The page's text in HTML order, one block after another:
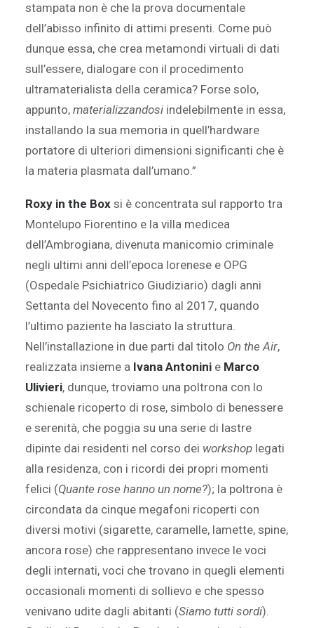
stampata non è che la prova documentale
dell’abisso infinito di attimi presenti. Come può
dunque essa, che crea metamondi virtuali di dati
sull’essere, dialogare con il procedimento
ultramaterialista della ceramica? Forse solo,
appunto, materializzandosi indelebilmente in essa,
installando la sua memoria in quell’hardware
portatore di ulteriori dimensioni significanti che è
la materia plasmata dall’umano.”
Roxy in the Box si è concentrata sul rapporto tra
Montelupo Fiorentino e la villa medicea
dell’Ambrogiana, divenuta manicomio criminale
negli ultimi anni dell’epoca lorenese e OPG
(Ospedale Psichiatrico Giudiziario) dagli anni
Settanta del Novecento fino al 2017, quando
l’ultimo paziente ha lasciato la struttura.
Nell’installazione in due parti dal titolo On the Air,
realizzata insieme a Ivana Antonini e Marco
Ulivieri, dunque, troviamo una poltrona con lo
schienale ricoperto di rose, simbolo di benessere
e serenità, che poggia su una serie di lastre
dipinte dai residenti nel corso dei workshop legati
alla residenza, con i ricordi dei propri momenti
felici (Quante rose hanno un nome?); la poltrona è
circondata da cinque megafoni ricoperti con
diversi motivi (sigarette, caramelle, lamette, spine,
ancora rose) che rappresentano invece le voci
degli internati, voci che trovano in quegli elementi
occasionali momenti di sollievo e che spesso
venivano udite dagli abitanti (Siamo tutti sordi).